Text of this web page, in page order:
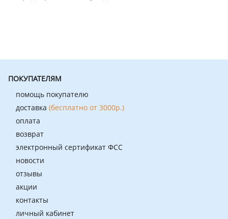
ПОКУПАТЕЛЯМ
помощь покупателю
доставка (бесплатно от 3000р.)
оплата
возврат
электронный сертификат ФСС
новости
отзывы
акции
контакты
личный кабинет